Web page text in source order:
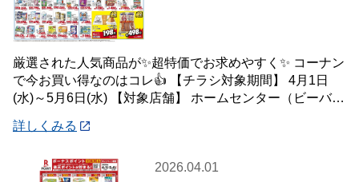
厳選された人気商品が✨超特価でお求めやすく✨ コーナン
で今お買い得なのはコレ👍 【チラシ対象期間】 4月1日
(水)～5月6日(水) 【対象店舗】 ホームセンター（ビーバー
詳しくみる
2026.04.01